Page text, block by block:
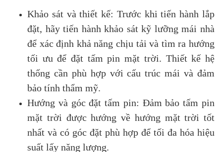
Khảo sát và thiết kế: Trước khi tiến hành lắp
đặt, hãy tiến hành khảo sát kỹ lưỡng mái nhà
để xác định khả năng chịu tải và tìm ra hướng
tối ưu để đặt tấm pin mặt trời. Thiết kế hệ
thống cần phù hợp với cấu trúc mái và đảm
bảo tính thẩm mỹ.
Hướng và góc đặt tấm pin: Đảm bảo tấm pin
mặt trời được hướng về hướng mặt trời tốt
nhất và có góc đặt phù hợp để tối đa hóa hiệu
suất lấy năng lượng.